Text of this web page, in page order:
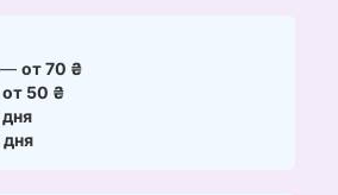
— от 70 ₴
от 50 ₴
дня
дня